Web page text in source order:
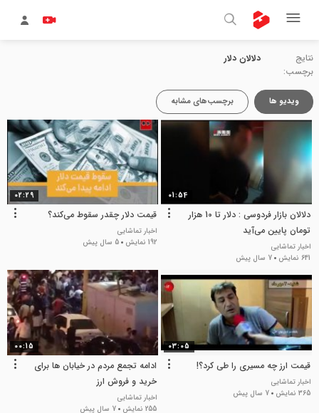
نتایج
برچسب:
دلالان دلار
ویدیو ها برچسب‌های مشابه
01:54
دلالان بازار فردوسی : دلار تا 10 هزار
تومان پایین می‌آید
اخبار تماشایی
641 نمایش
7 سال پیش
02:29
قیمت دلار چقدر سقوط می‌کند؟
اخبار تماشایی
192 نمایش
5 سال پیش
03:05
قیمت ارز چه مسیری را طی کرد؟!
اخبار تماشایی
365 نمایش
7 سال پیش
00:15
ادامه تجمع مردم در خیابان ها برای
خرید و فروش ارز
اخبار تماشایی
255 نمایش
7 سال پیش